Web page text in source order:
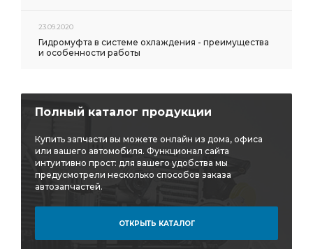
23.09.2020
Гидромуфта в системе охлаждения - преимущества
и особенности работы
Полный каталог продукции
Купить запчасти вы можете онлайн из дома, офиса
или вашего автомобиля. Функционал сайта
интуитивно прост: для вашего удобства мы
предусмотрели несколько способов заказа
автозапчастей.
ОТКРЫТЬ КАТАЛОГ